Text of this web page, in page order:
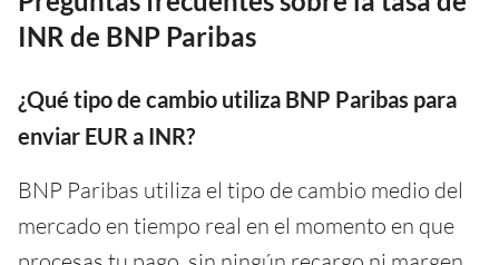
INR de BNP Paribas
¿Qué tipo de cambio utiliza BNP Paribas para
enviar EUR a INR?
BNP Paribas utiliza el tipo de cambio medio del
mercado en tiempo real en el momento en que